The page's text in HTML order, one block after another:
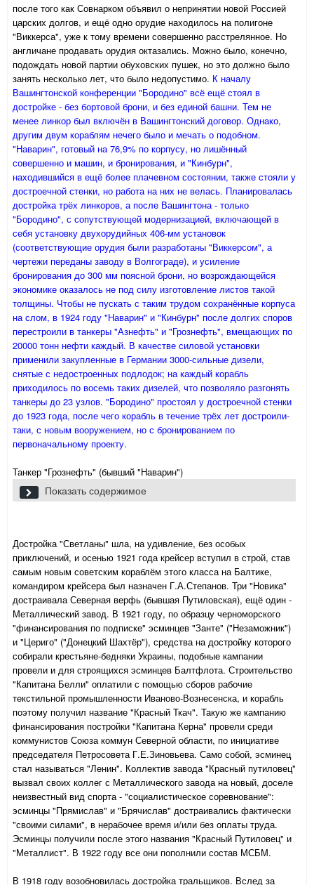
после того как Совнарком объявил о непринятии новой Россией
царских долгов, и ещё одно орудие находилось на полигоне
"Виккерса", уже к тому времени совершенно расстрелянное. Но
англичане продавать орудия октазались. Можно было, конечно,
подождать новой партии обуховских пушек, но это должно было
занять несколько лет, что было недопустимо. К началу
Вашингтонской конференции "Бородино" всё ещё стоял в
достройке - без бортовой брони, и без единой башни. Тем не
менее линкор был включён в Вашингтонский договор. Однако,
другим двум кораблям нечего было и мечать о подобном.
"Наварин", готовый на 76,9% по корпусу, но лишённый
совершенно и машин, и бронирования, и "Кинбурн",
находившийся в ещё более плачевном состоянии, также стояли у
достроечной стенки, но работа на них не велась. Планировалась
достройка трёх линкоров, а после Вашингтона - только
"Бородино", с сопутствующей модернизацией, включающей в
себя установку двухорудийных 406-мм установок
(соответствующие орудия были разработаны "Виккерсом", а
чертежи переданы заводу в Волгограде), и усиление
бронирования до 300 мм поясной брони, но возрождающейся
экономике оказалось не под силу изготовление листов такой
толщины. Чтобы не пускать с таким трудом сохранённые корпуса
на слом, в 1924 году "Наварин" и "Кинбурн" после долгих споров
перестроили в танкеры "Азнефть" и "Грознефть", вмещающих по
20000 тонн нефти каждый. В качестве силовой установки
применили закупленные в Германии 3000-сильные дизели,
снятые с недостроенных подлодок; на каждый корабль
приходилось по восемь таких дизелей, что позволяло разгонять
танкеры до 23 узлов. "Бородино" простоял у достроечной стенки
до 1923 года, после чего корабль в течение трёх лет достроили-
таки, с новым вооружением, но с бронированием по
первоначальному проекту.
Танкер "Грознефть" (бывший "Наварин")
Показать содержимое
Достройка "Светланы" шла, на удивление, без особых
приключений, и осенью 1921 года крейсер вступил в строй, став
самым новым советским кораблём этого класса на Балтике,
командиром крейсера был назначен Г.А.Степанов. Три "Новика"
достраивала Северная верфь (бывшая Путиловская), ещё один -
Металлический завод. В 1921 году, по образцу черноморского
"финансирования по подписке" эсминцев "Занте" ("Незаможник")
и "Цериго" ("Донецкий Шахтёр"), средства на достройку которого
собирали крестьяне-бедняки Украины, подобные кампании
провели и для строящихся эсминцев Балтфлота. Строительство
"Капитана Белли" оплатили с помощью сборов рабочие
текстильной промышленности Иваново-Вознесенска, и корабль
поэтому получил название "Красный Ткач". Такую же кампанию
финансирования постройки "Капитана Керна" провели среди
коммунистов Союза коммун Северной области, по инициативе
председателя Петросовета Г.Е.Зиновьева. Само собой, эсминец
стал называться "Ленин". Коллектив завода "Красный путиловец"
вызвал своих коллег с Металлического завода на новый, доселе
неизвестный вид спорта - "социалистическое соревнование":
эсминцы "Прямислав" и "Брячислав" достраивались фактически
"своими силами", в нерабочее время и/или без оплаты труда.
Эсминцы получили после этого названия "Красный Путиловец" и
"Металлист". В 1922 году все они пополнили состав МСБМ.
В 1918 году возобновилась достройка тральщиков. Вслед за